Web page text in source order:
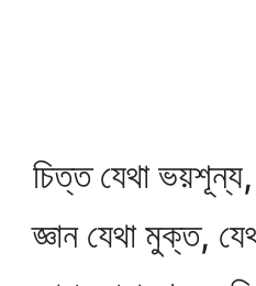
চিত্ত যেথা ভয়শূন্য,
জ্ঞান যেথা মুক্ত,